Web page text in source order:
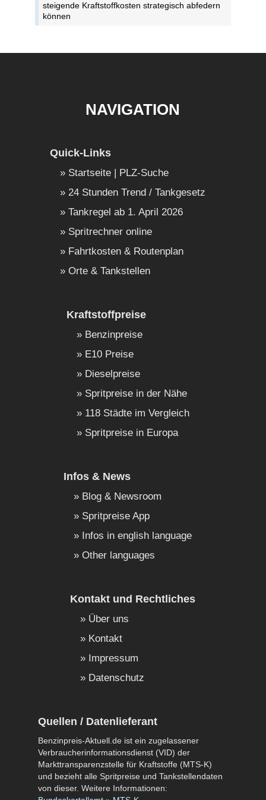
steigende Kraftstoffkosten strategisch abfedern
können
NAVIGATION
Quick-Links
Startseite | PLZ-Suche
24 Stunden Trend / Tankgesetz
Tankregel ab 1. April 2026
Spritrechner online
Fahrtkosten & Routenplan
Orte & Tankstellen
Kraftstoffpreise
Benzinpreise
E10 Preise
Dieselpreise
Spritpreise in der Nähe
118 Städte im Vergleich
Spritpreise in Europa
Infos & News
Blog & Newsroom
Spritpreise App
Infos in english language
Other languages
Kontakt und Rechtliches
Über uns
Kontakt
Impressum
Datenschutz
Quellen / Datenlieferant
Benzinpreis-Aktuell.de ist ein zugelassener
Verbraucherinformationsdienst (VID) der
Markttransparenzstelle für Kraftstoffe (MTS-K)
und bezieht alle Spritpreise und Tankstellendaten
von dieser. Weitere Informationen: